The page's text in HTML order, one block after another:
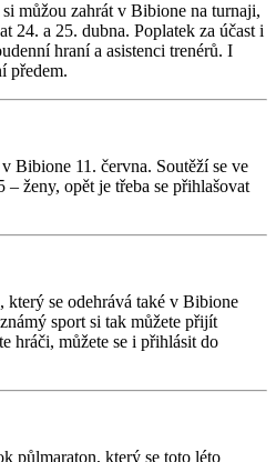
můžou zahrát v Bibione na turnaji,
24. a 25. dubna. Poplatek za účast i
hraní a asistenci trenérů. I
předem.
Bibione 11. června. Soutěží se ve
ženy, opět je třeba se přihlašovat
se odehrává také v Bibione
sport si tak můžete přijít
hráči, můžete se i přihlásit do
půlmaraton, který se toto léto